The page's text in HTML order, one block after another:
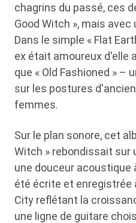
chagrins du passé, ces
Good Witch », mais
Dans le simple « Flat
ex était amoureux d'elle
que « Old Fashioned »
sur les postures
femmes.
Sur le plan sonore, cet
Witch » rebondissait sur
une douceur acoustique
été écrite et enregistrée
City reflétant la
une ligne de guitare